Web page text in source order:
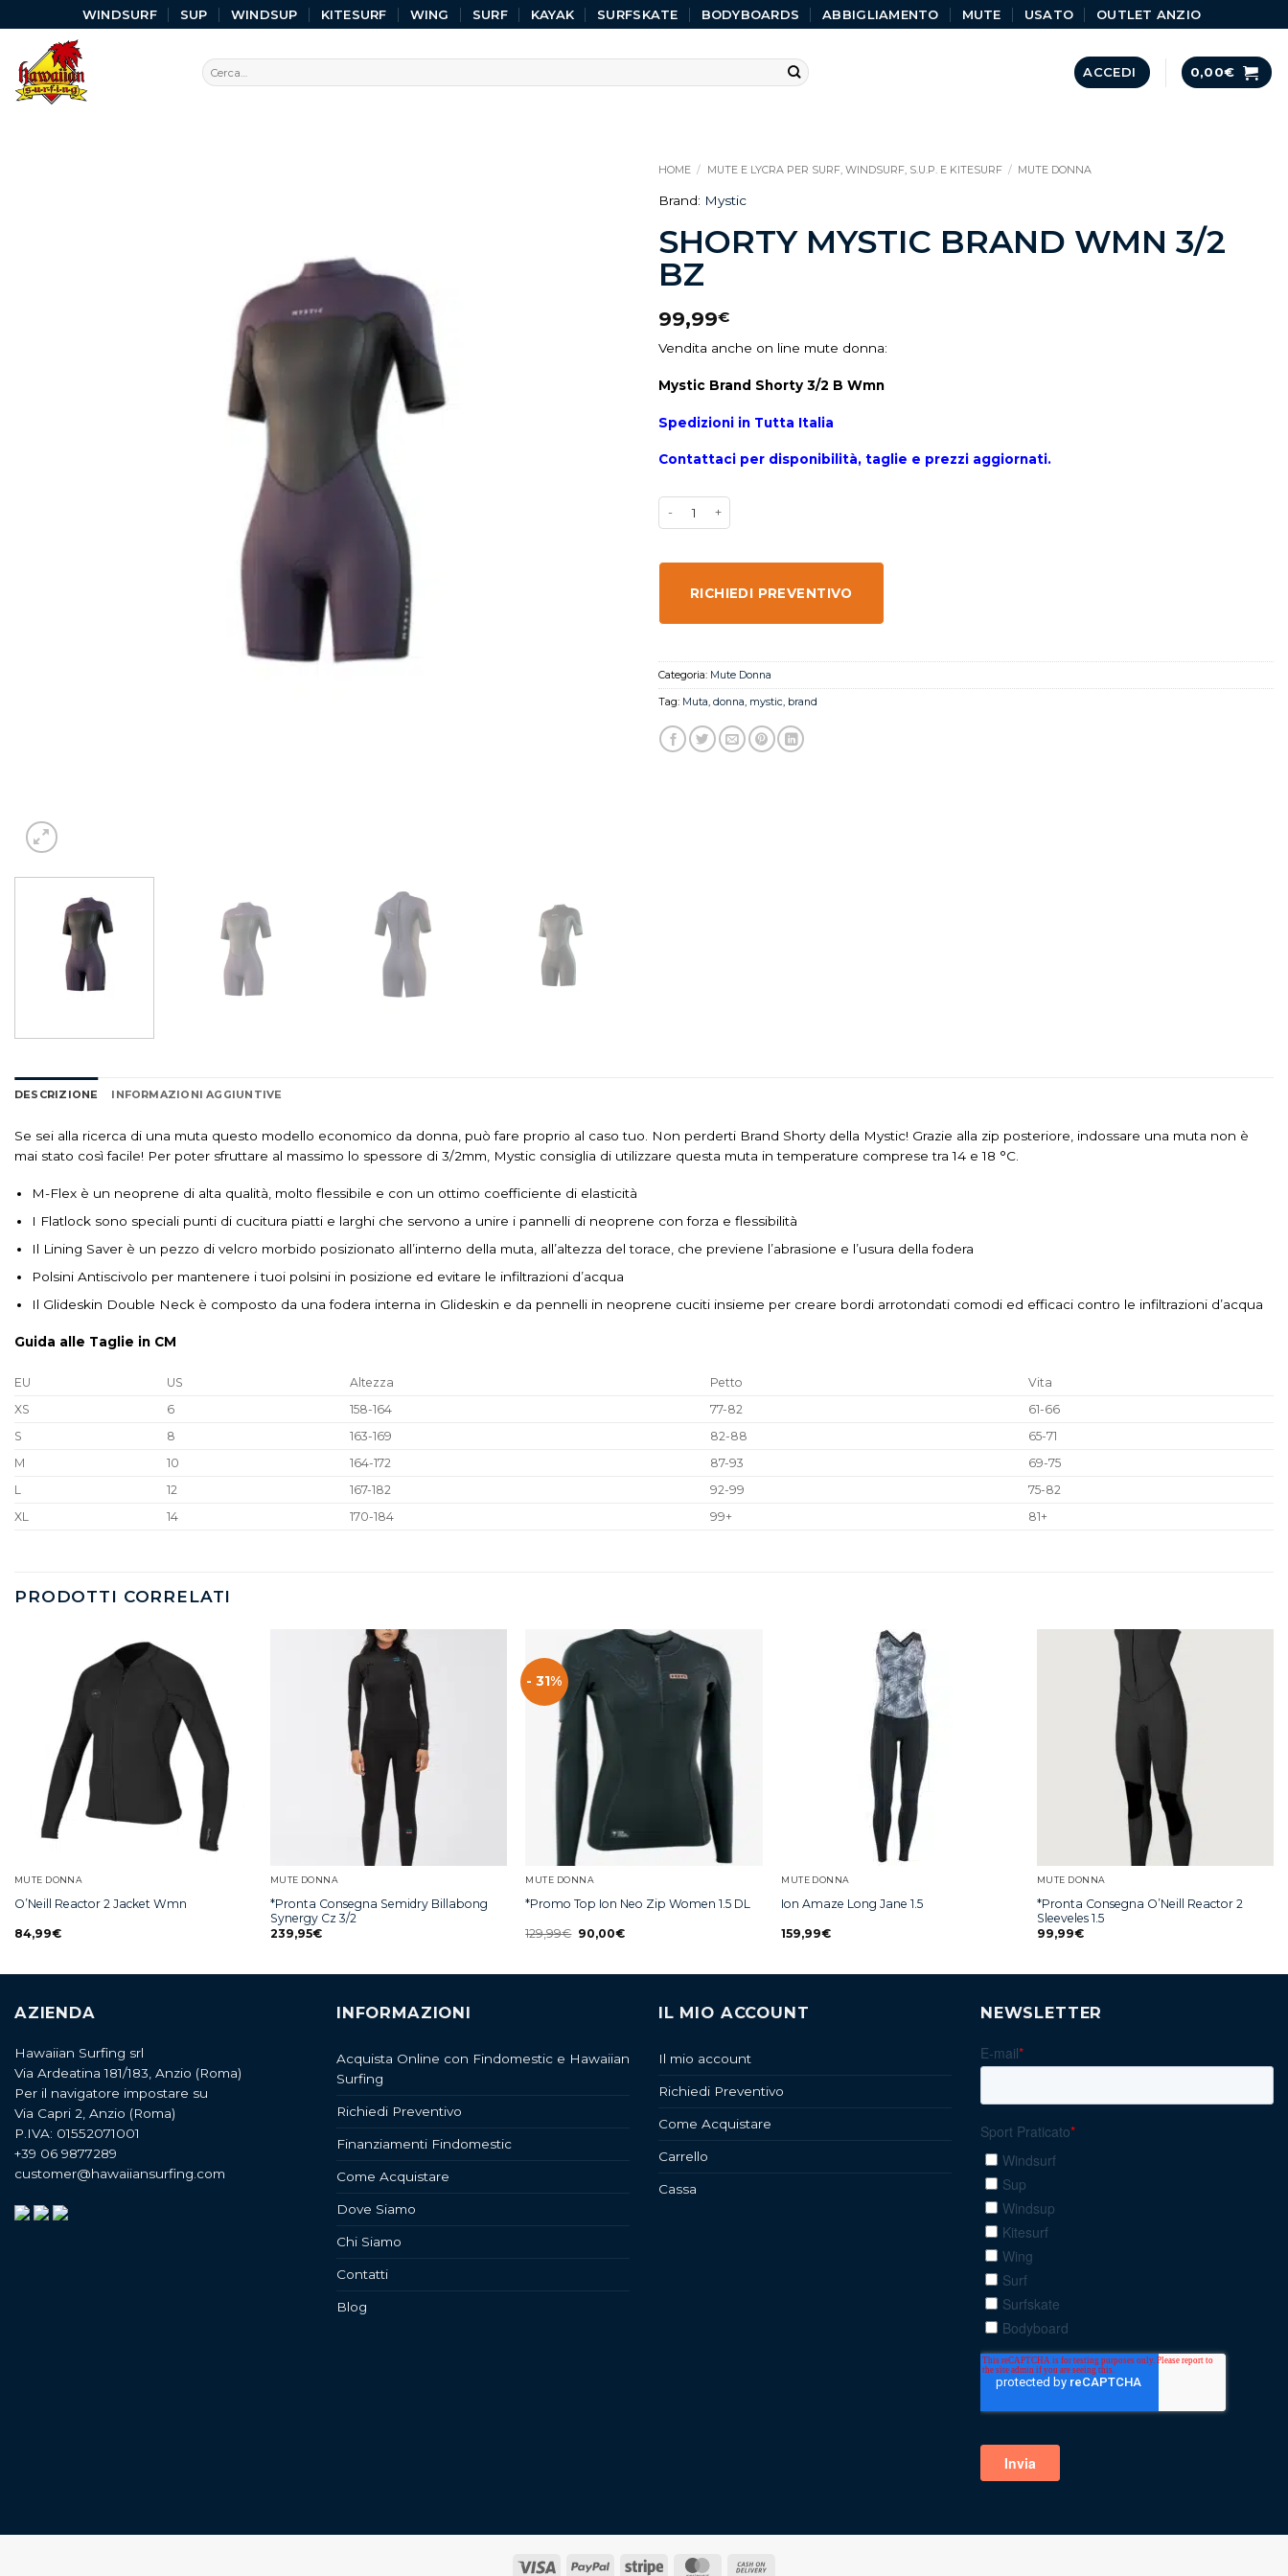
WINDSURF SUP WINDSUP KITESURF WING SURF KAYAK SURFSKATE BODYBOARDS ABBIGLIAMENTO MUTE USATO OUTLET ANZIO
ACCEDI 0,00€
HOME / MUTE E LYCRA PER SURF, WINDSURF, S.U.P. E KITESURF / MUTE DONNA
Brand: Mystic
SHORTY MYSTIC BRAND WMN 3/2
BZ
99,99€
Vendita anche on line mute donna:
Mystic Brand Shorty 3/2 B Wmn
Spedizioni in Tutta Italia
Contattaci per disponibilità, taglie e prezzi aggiornati.
RICHIEDI PREVENTIVO
Categoria: Mute Donna
Tag: Muta, donna, mystic, brand
DESCRIZIONE INFORMAZIONI AGGIUNTIVE
Se sei alla ricerca di una muta questo modello economico da donna, può fare proprio al caso tuo. Non perderti Brand Shorty della Mystic! Grazie alla zip posteriore, indossare una muta non è
mai stato così facile! Per poter sfruttare al massimo lo spessore di 3/2mm, Mystic consiglia di utilizzare questa muta in temperature comprese tra 14 e 18 °C.
M-Flex è un neoprene di alta qualità, molto flessibile e con un ottimo coefficiente di elasticità
I Flatlock sono speciali punti di cucitura piatti e larghi che servono a unire i pannelli di neoprene con forza e flessibilità
Il Lining Saver è un pezzo di velcro morbido posizionato all’interno della muta, all’altezza del torace, che previene l’abrasione e l’usura della fodera
Polsini Antiscivolo per mantenere i tuoi polsini in posizione ed evitare le infiltrazioni d’acqua
Il Glideskin Double Neck è composto da una fodera interna in Glideskin e da pennelli in neoprene cuciti insieme per creare bordi arrotondati comodi ed efficaci contro le infiltrazioni d’acqua
Guida alle Taglie in CM
EU US Altezza Petto
Vita
XS
6 158-164 77-82
61-66
S
8 163-169 82-88
65-71
M
10 164-172 87-93
69-75
L
12 167-182 92-99
75-82
XL
14 170-184 99+ 81+
PRODOTTI CORRELATI
MUTE DONNA
O’Neill Reactor 2 Jacket Wmn
84,99€
MUTE DONNA
*Pronta Consegna Semidry Billabong
Synergy Cz 3/2
239,95€
- 31%
MUTE DONNA
*Promo Top Ion Neo Zip Women 1.5 DL
129,99€ 90,00€
MUTE DONNA
Ion Amaze Long Jane 1.5
159,99€
MUTE DONNA
*Pronta Consegna O’Neill Reactor 2
Sleeveles 1.5
99,99€
AZIENDA
Hawaiian Surfing srl
Via Ardeatina 181/183, Anzio (Roma)
Per il navigatore impostare su
Via Capri 2, Anzio (Roma)
P.IVA: 01552071001
+39 06 9877289
customer@hawaiiansurfing.com
INFORMAZIONI
Acquista Online con Findomestic e Hawaiian
Surfing
Richiedi Preventivo
Finanziamenti Findomestic
Come Acquistare
Dove Siamo
Chi Siamo
Contatti
Blog
IL MIO ACCOUNT
Il mio account
Richiedi Preventivo
Come Acquistare
Carrello
Cassa
NEWSLETTER